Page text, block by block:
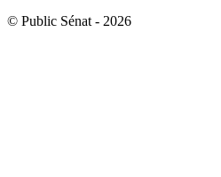
© Public Sénat - 2026